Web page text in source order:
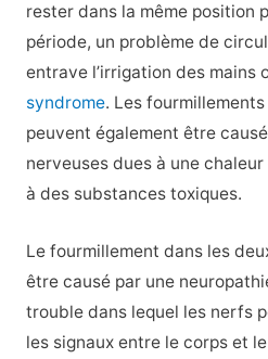
rester dans la même position
période, un problème de
entrave l’irrigation des mains
syndrome. Les
peuvent également être
nerveuses dues à une
à des substances toxiques.
Le fourmillement dans les
être causé par une
trouble dans lequel les nerfs
les signaux entre le corps et